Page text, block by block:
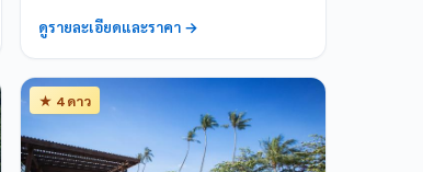
ดูรายละเอียดและราคา →
★ 4 ดาว